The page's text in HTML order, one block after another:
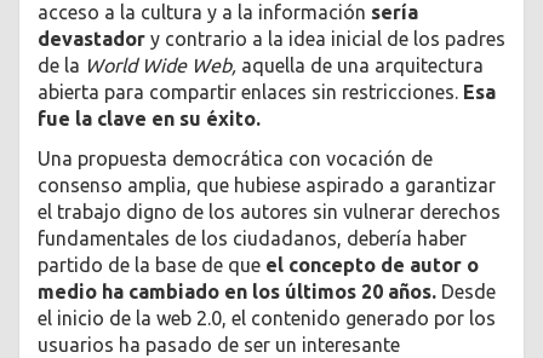
acceso a la cultura y a la información sería
devastador y contrario a la idea inicial de los padres
de la World Wide Web, aquella de una arquitectura
abierta para compartir enlaces sin restricciones. Esa
fue la clave en su éxito.
Una propuesta democrática con vocación de
consenso amplia, que hubiese aspirado a garantizar
el trabajo digno de los autores sin vulnerar derechos
fundamentales de los ciudadanos, debería haber
partido de la base de que el concepto de autor o
medio ha cambiado en los últimos 20 años. Desde
el inicio de la web 2.0, el contenido generado por los
usuarios ha pasado de ser un interesante